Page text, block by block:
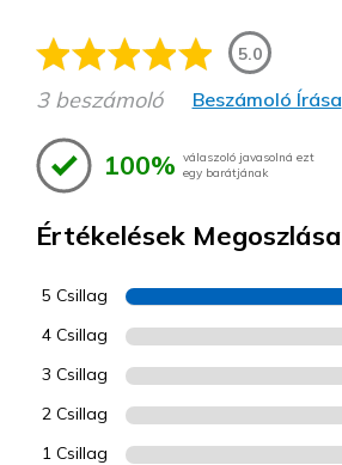
5.0
3 beszámoló Beszámoló Írása
100% válaszoló javasolná ezt
egy barátjának
Értékelések Megoszlása
5 Csillag
4 Csillag
3 Csillag
2 Csillag
1 Csillag